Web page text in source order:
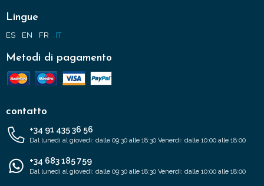
Lingue
ES EN FR IT
Metodi di pagamento
contatto
+34 91 435 36 56
Dal lunedì al giovedì: dalle 09:30 alle 18:30 Venerdì: dalle 10:00 alle 18:00
+34 683 185 759
Dal lunedì al giovedì: dalle 09:30 alle 18:30 Venerdì: dalle 10:00 alle 18:00